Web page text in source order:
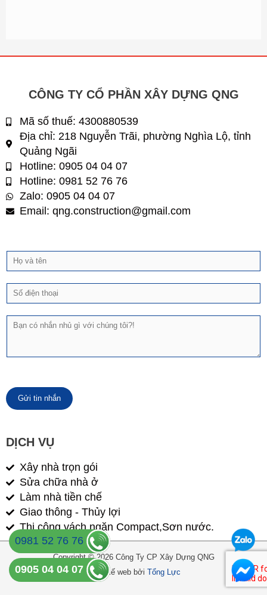
CÔNG TY CỔ PHẦN XÂY DỰNG QNG
Mã số thuế: 4300880539
Địa chỉ: 218 Nguyễn Trãi, phường Nghìa Lộ, tỉnh
Quảng Ngãi
Hotline: 0905 04 04 07
Hotline: 0981 52 76 76
Zalo: 0905 04 04 07
Email: qng.construction@gmail.com
ọ
t
ê
i
o
*
n
n
Gửi tin nhắn
DỊCH VỤ
Xây nhà trọn gói
Sửa chữa nhà ở
Làm nhà tiền chế
Giao thông - Thủy lợi
Thi công vách ngăn Compact,Sơn nước.
Copyright © 2026 Công Ty CP Xây Dựng QNG
Thiết kế web bởi Tổng Lực
0905 04 04 07
0981 52 76 76